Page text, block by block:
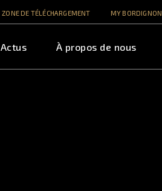
ZONE DE TÉLÉCHARGEMENT MY BORDIGNON
Actus À propos de nous